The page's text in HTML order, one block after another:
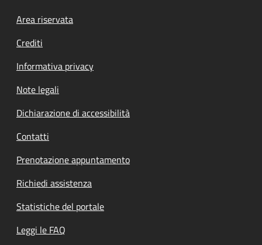
Footer menu
Area riservata
Crediti
Informativa privacy
Note legali
Dichiarazione di accessibilità
Contatti
Prenotazione appuntamento
Richiedi assistenza
Statistiche del portale
Leggi le FAQ